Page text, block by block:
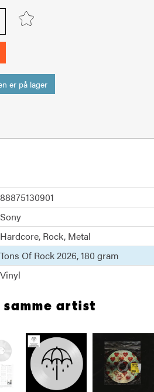
er på lager
88875130901
Sony
Hardcore Rock Metal
Tons Of Rock 2026 180 gram
Vinyl
artist